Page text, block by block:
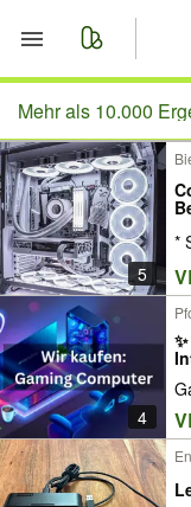
Start
Merkliste
Anzeige
Mehr als 10.000
5
*
4